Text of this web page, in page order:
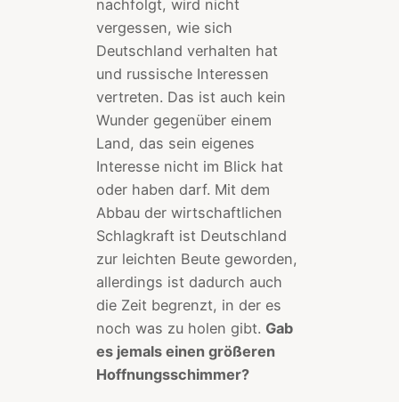
nachfolgt, wird nicht
vergessen, wie sich
Deutschland verhalten hat
und russische Interessen
vertreten. Das ist auch kein
Wunder gegenüber einem
Land, das sein eigenes
Interesse nicht im Blick hat
oder haben darf. Mit dem
Abbau der wirtschaftlichen
Schlagkraft ist Deutschland
zur leichten Beute geworden,
allerdings ist dadurch auch
die Zeit begrenzt, in der es
noch was zu holen gibt. Gab
es jemals einen größeren
Hoffnungsschimmer?